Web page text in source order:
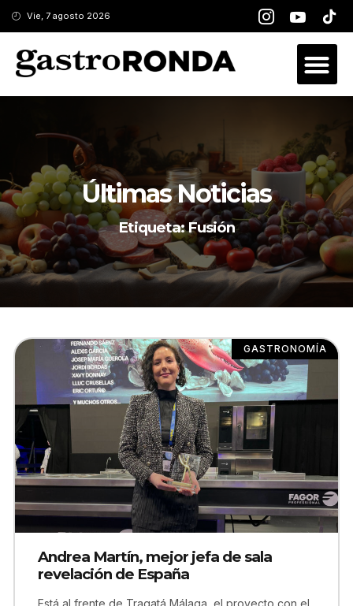
Vie, 7 agosto 2026
Últimas Noticias
Etiqueta: Fusión
GASTRONOMÍA
Andrea Martín, mejor jefa de sala
revelación de España
Está al frente de Tragatá Málaga, el proyecto con el